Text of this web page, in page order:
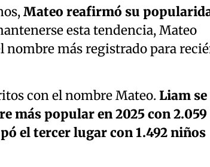
Mateo reafirmó su
esta tendencia, Mateo
nombre más registrado para
con el nombre Mateo. Liam se
más popular en 2025 con 2.059
el tercer lugar con 1.492 niños